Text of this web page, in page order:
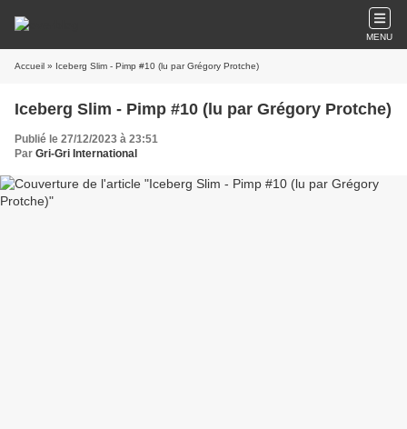
MENU
Accueil » Iceberg Slim - Pimp #10 (lu par Grégory Protche)
Iceberg Slim - Pimp #10 (lu par Grégory Protche)
Publié le 27/12/2023 à 23:51
Par Gri-Gri International